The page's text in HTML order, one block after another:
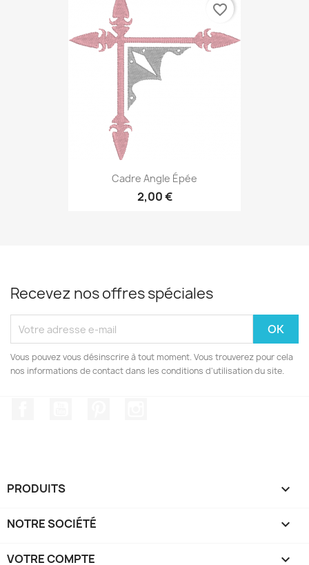
Cadre Angle Épée
2,00 €
favorite_border
Recevez nos offres spéciales
Vous pouvez vous désinscrire à tout moment. Vous trouverez pour cela
nos informations de contact dans les conditions d'utilisation du site.
PRODUITS 
NOTRE SOCIÉTÉ 
VOTRE COMPTE 